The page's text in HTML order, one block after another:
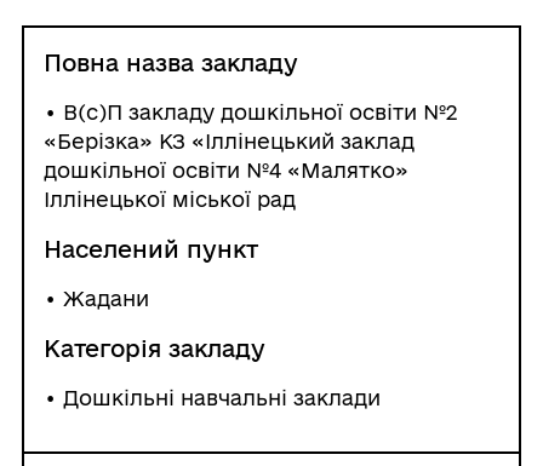
Повна назва закладу
• В(с)П закладу дошкільної освіти №2
«Берізка» КЗ «Іллінецький заклад
дошкільної освіти №4 «Малятко»
Іллінецької міської рад
Населений пункт
• Жадани
Категорія закладу
• Дошкільні навчальні заклади